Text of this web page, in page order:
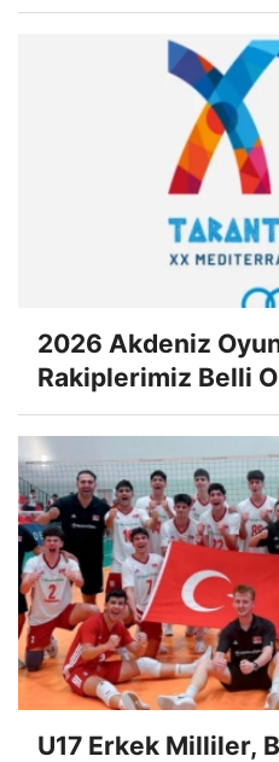
2026 Akdeniz
Rakiplerimiz Belli
U17 Erkek Milliler,